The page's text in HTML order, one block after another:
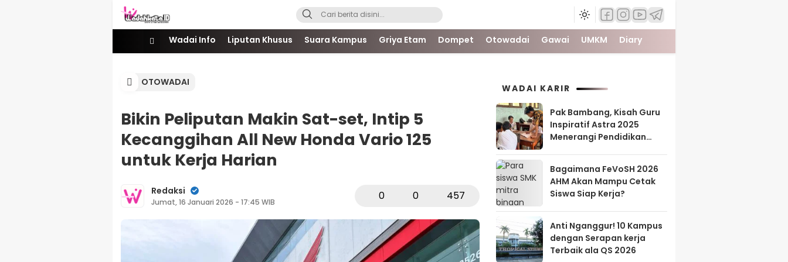
Gaya Etam Bersuara
Wadai Info Liputan Khusus Suara Kampus Griya Etam Dompet Otowadai Gawai UMKM Diary
OTOWADAI
Bikin Peliputan Makin Sat-set, Intip 5
Kecanggihan All New Honda Vario 125
untuk Kerja Harian
Redaksi
Jumat, 16 Januari 2026 - 17:45 WIB 0 0 457
WADAI KARIR
Pak Bambang, Kisah Guru
Inspiratif Astra 2025
Menerangi Pendidikan
Bagaimana FeVoSH 2026
AHM Akan Mampu Cetak
Siswa Siap Kerja?
Anti Nganggur! 10 Kampus
dengan Serapan kerja
Terbaik ala QS 2026